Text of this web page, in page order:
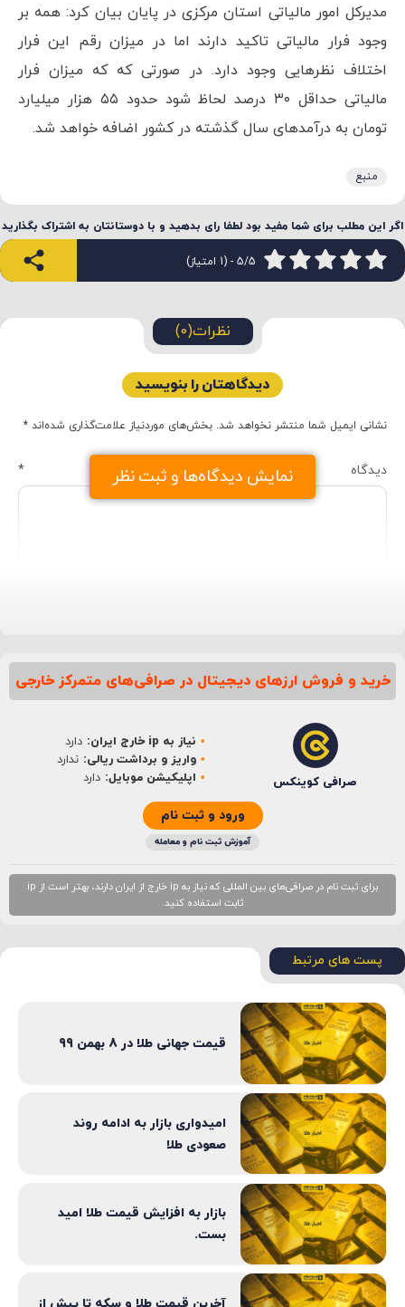
مدیرکل امور مالیاتی استان مرکزی در پایان بیان کرد: همه بر
وجود فرار مالیاتی تاکید دارند اما در میزان رقم این فرار
اختلاف نظرهایی وجود دارد. در صورتی که که میزان فرار
مالیاتی حداقل ۳۰ درصد لحاظ شود حدود ۵۵ هزار میلیارد
تومان به درآمدهای سال گذشته در کشور اضافه خواهد شد.
منبع
اگر این مطلب برای شما مفید بود لطفا رای بدهید و با دوستانتان به اشتراک بگذارید
5/5 - (1 امتیاز)
نمایش دیدگاه‌ها و ثبت نظر
نظرات(0)
دیدگاهتان را بنویسید
نشانی ایمیل شما منتشر نخواهد شد. بخش‌های موردنیاز علامت‌گذاری شده‌اند *
دیدگاه *
نام*
خرید و فروش ارزهای دیجیتال در صرافی‌های متمرکز خارجی
صرافی کوینکس
نیاز به ip خارج ایران:
دارد
واریز و برداشت ریالی: ندارد
اپلیکیشن موبایل: دارد
ورود و ثبت نام
آموزش ثبت نام و معامله
برای ثبت نام در صرافی‌های بین المللی که نیاز به ip خارج از ایران دارند، بهتر است از ip
ثابت استفاده کنید.
پست های مرتبط
قیمت جهانی طلا در 8 بهمن 99
امیدواری بازار به ادامه روند
صعودی طلا
بازار به افزایش قیمت طلا امید
بست.